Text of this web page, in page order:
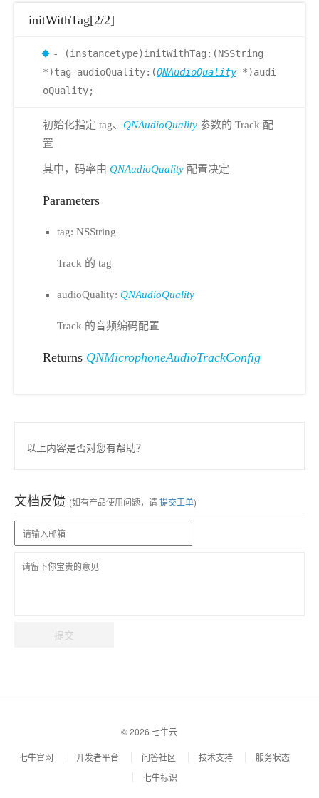
initWithTag[2/2]
- (instancetype)initWithTag:(NSString
*)tag audioQuality:(QNAudioQuality*)audi
oQuality;
初始化指定 tag、 QNAudioQuality 参数的 Track 配
置
其中，码率由 QNAudioQuality 配置决定
Parameters
tag: NSString
Track 的 tag
audioQuality: QNAudioQuality
Track 的音频编码配置
Returns QNMicrophoneAudioTrackConfig
以上内容是否对您有帮助？
文档反馈 (如有产品使用问题，请提交工单)
提交
© 2026 七牛云
七牛官网 开发者平台 问答社区 技术支持
服务状态
七牛标识